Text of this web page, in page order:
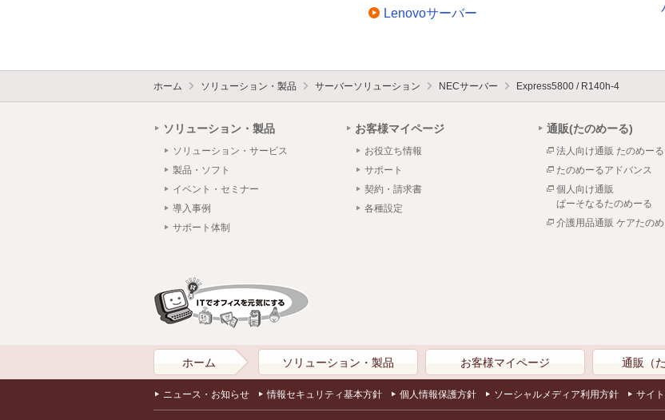
Lenovoサーバー
ホーム ソリューション・製品 サーバーソリューション NECサーバー Express5800 / R140h-4
ソリューション・製品
ソリューション・サービス
製品・ソフト
イベント・セミナー
導入事例
サポート体制
お客様マイページ
お役立ち情報
サポート
契約・請求書
各種設定
通販(たのめーる)
法人向け通販 たのめーる
たのめーるアドバンス
個人向け通販
ぱーそなるたのめーる
介護用品通販 ケアたの
ホーム ソリューション・製品 お客様マイページ 通販（
ニュース・お知らせ 情報セキュリティ基本方針 個人情報保護方針 ソーシャルメディア利用方針 サイ